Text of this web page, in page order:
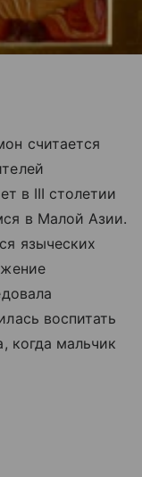
считается
в III столетии
в Малой Азии.
языческих
воспитать
когда мальчик